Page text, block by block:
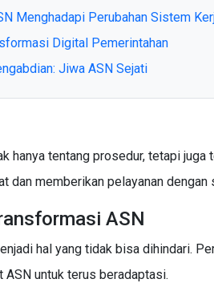
Menghadapi Perubahan Sistem
Digital Pemerintahan
Jiwa ASN Sejati
hanya tentang prosedur, tetapi juga
dan memberikan pelayanan dengan
ASN
hal yang tidak bisa dihindari.
ASN untuk terus beradaptasi.